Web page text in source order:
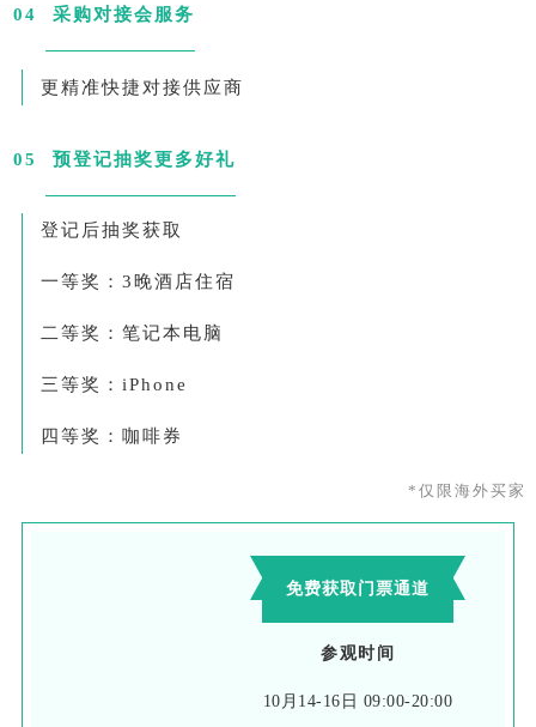
04 采购对接会服务
更精准快捷对接供应商
05 预登记抽奖更多好礼
登记后抽奖获取
一等奖：3晚酒店住宿
二等奖：笔记本电脑
三等奖：iPhone
四等奖：咖啡券
*仅限海外买家
免费获取门票通道
参观时间
10月14-16日 09:00-20:00